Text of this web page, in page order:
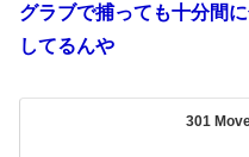
グラブで捕っても十分間
してるんや
301